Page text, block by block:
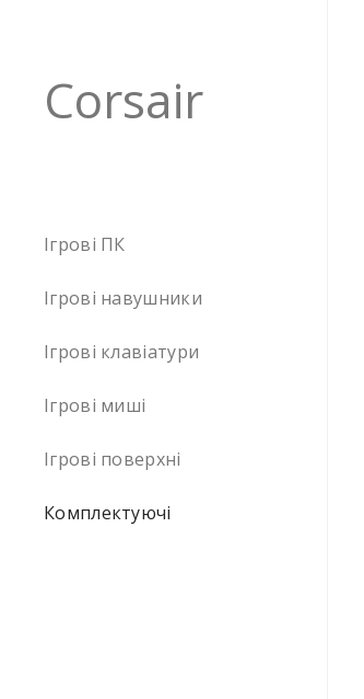
Corsair
Ігрові ПК
Ігрові навушники
Ігрові клавіатури
Ігрові миші
Ігрові поверхні
Комплектуючі